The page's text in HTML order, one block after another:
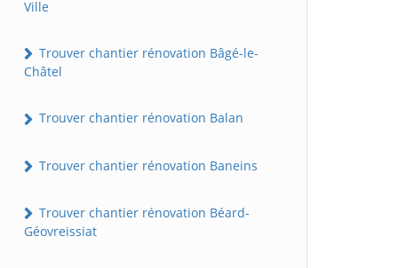
Ville
Trouver chantier rénovation Bâgé-le-
Châtel
Trouver chantier rénovation Balan
Trouver chantier rénovation Baneins
Trouver chantier rénovation Béard-
Géovreissiat